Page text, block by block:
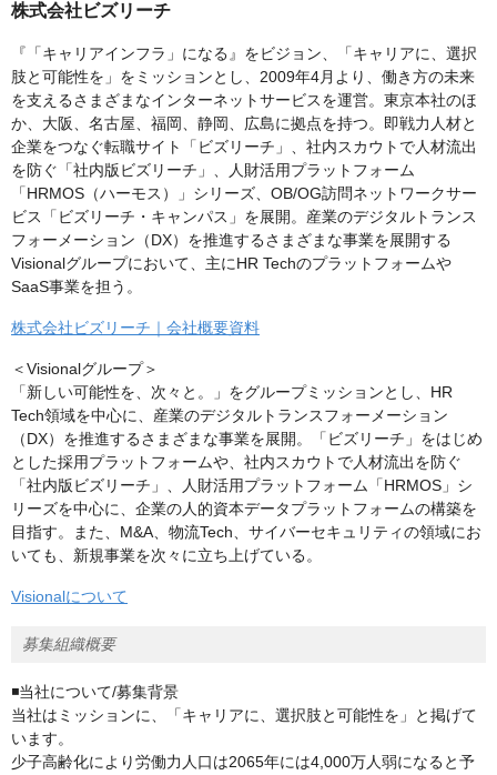
株式会社ビズリーチ
『「キャリアインフラ」になる』をビジョン、「キャリアに、選択
肢と可能性を」をミッションとし、2009年4月より、働き方の未来
を支えるさまざまなインターネットサービスを運営。東京本社のほ
か、大阪、名古屋、福岡、静岡、広島に拠点を持つ。即戦力人材と
企業をつなぐ転職サイト「ビズリーチ」、社内スカウトで人材流出
を防ぐ「社内版ビズリーチ」、人財活用プラットフォーム
「HRMOS（ハーモス）」シリーズ、OB/OG訪問ネットワークサー
ビス「ビズリーチ・キャンパス」を展開。産業のデジタルトランス
フォーメーション（DX）を推進するさまざまな事業を展開する
Visionalグループにおいて、主にHR Techのプラットフォームや
SaaS事業を担う。
株式会社ビズリーチ｜会社概要資料
＜Visionalグループ＞
「新しい可能性を、次々と。」をグループミッションとし、HR
Tech領域を中心に、産業のデジタルトランスフォーメーション
（DX）を推進するさまざまな事業を展開。「ビズリーチ」をはじめ
とした採用プラットフォームや、社内スカウトで人材流出を防ぐ
「社内版ビズリーチ」、人財活用プラットフォーム「HRMOS」シ
リーズを中心に、企業の人的資本データプラットフォームの構築を
目指す。また、M&A、物流Tech、サイバーセキュリティの領域にお
いても、新規事業を次々に立ち上げている。
Visionalについて
募集組織概要
◾️当社について/募集背景
当社はミッションに、「キャリアに、選択肢と可能性を」と掲げて
います。
少子高齢化により労働力人口は2065年には4,000万人弱になると予